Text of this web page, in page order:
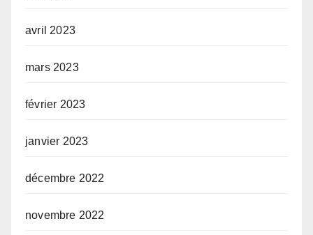
avril 2023
mars 2023
février 2023
janvier 2023
décembre 2022
novembre 2022